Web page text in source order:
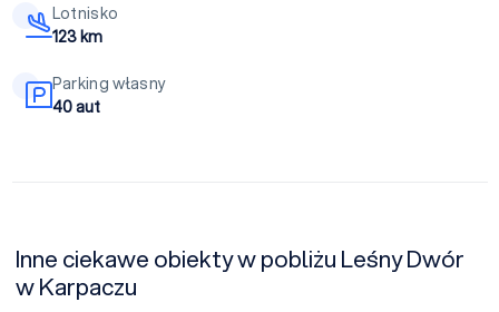
Lotnisko
123 km
Parking własny
40 aut
Inne ciekawe obiekty w pobliżu Leśny Dwór
w Karpaczu